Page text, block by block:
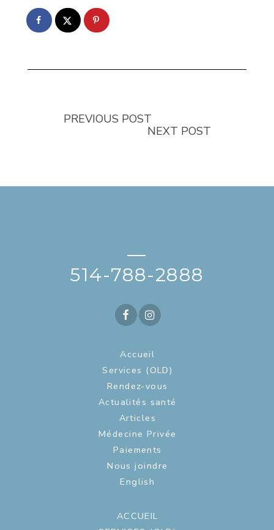
PREVIOUS POST
NEXT POST
—
514-788-2888
Accueil
Services (OLD)
Rendez-vous
Actualités santé
Articles
Médecine Privée
Paiements
Nous joindre
English
ACCUEIL